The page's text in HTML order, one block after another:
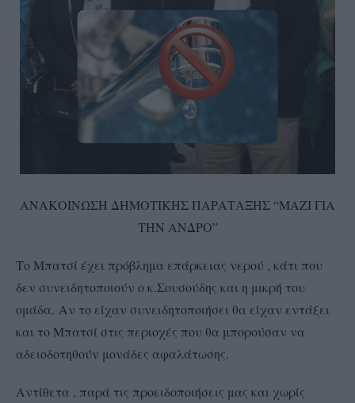
ΑΝΑΚΟΙΝΩΣΗ ΔΗΜΟΤΙΚΗΣ ΠΑΡΑΤΑΞΗΣ “ΜΑΖΙ ΓΙΑ
ΤΗΝ ΑΝΔΡΟ”
Το Μπατσί έχει πρόβλημα επάρκειας νερού , κάτι που
δεν συνειδητοποιούν ο κ.Σουσούδης και η μικρή του
ομάδα. Αν το είχαν συνειδητοποιήσει θα είχαν εντάξει
και το Μπατσί στις περιοχές που θα μπορούσαν να
αδειοδοτηθούν μονάδες αφαλάτωσης.
Αντίθετα , παρά τις προειδοποιήσεις μας και χωρίς